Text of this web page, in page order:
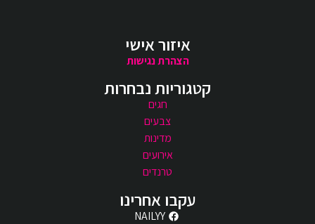
איזור אישי
הצהרת נגישות
קטגוריות נבחרות
חגים
צבעים
מדינות
אירועים
טרנדים
עקבו אחרינו
NAILYY